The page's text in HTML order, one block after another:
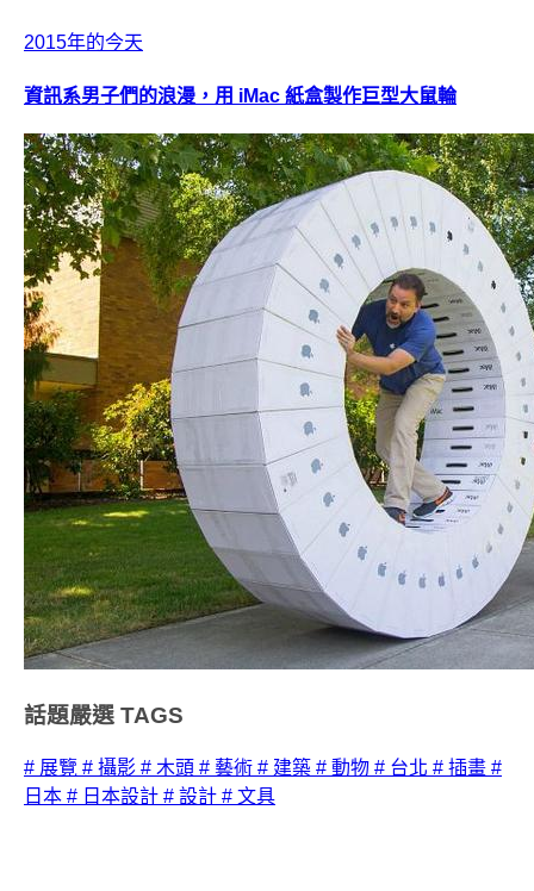
2015年的今天
資訊系男子們的浪漫，用 iMac 紙盒製作巨型大鼠輪
話題嚴選 TAGS
# 展覽 # 攝影 # 木頭 # 藝術 # 建築 # 動物 # 台北 # 插畫 #
日本 # 日本設計 # 設計 # 文具